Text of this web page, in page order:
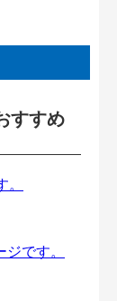
すすめ